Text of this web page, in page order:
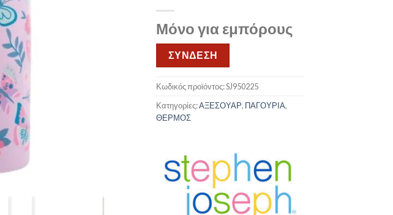
Μόνο για εμπόρους
ΣΥΝΔΕΣΗ
Κωδικός προϊόντος:SJ950225
Κατηγορίες:ΑΞΕΣΟΥΑΡ, ΠΑΓΟΥΡΙΑ,
ΘΕΡΜΟΣ